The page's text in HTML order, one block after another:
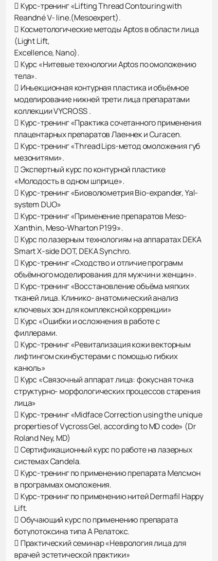
 Курс-тренинг «Lifting Thread Contouring with
Reandné V- line.(Mesoexpert).
 Косметологические методы Aptos в области лица
(Light Lift,
Excellence, Nano).
 Курс «Нитевые технологии Aptos по омоложению
тела».
 Инъекционная контурная пластика и объёмное
моделирование нижней трети лица препаратами
коллекции VYCROSS .
 Курс-тренинг «Практика сочетанного применения
плацентарных препаратов Лаеннек и Curacen.
 Курс-тренинг «Thread Lips-метод омоложения губ
мезонитями».
 Экспертный курс по контурной пластике
«Молодость в одном шприце».
 Курс-тренинг «Биоволюметрия Bio-expander, Yal-
system DUO»
 Курс-тренинг «Применение препаратов Meso-
Xanthin, Meso-Wharton P199».
 Курс по лазерным технологиям на аппаратах DEKA
Smart X-side DOT, DEKA Synchro.
 Курс-тренинг «Сходство и отличие программ
объёмного моделирования для мужчин и женщин».
 Курс-тренинг «Восстановление объёма мягких
тканей лица. Клинико- анатомический анализ
ключевых зон для комплексной коррекции»
 Курс «Ошибки и осложнения в работе с
филлерами.
 Курс-тренинг «Ревитализация кожи векторным
лифтингом скинбустерами с помощью гибких
канюль»
 Курс «Связочный аппарат лица: фокусная точка
структурно- морфологических процессов старения
лица»
 Курс-тренинг «Midface Correction using the unique
properties of Vycross Gel, according to MD code» (Dr
Roland Ney, MD)
 Сертификационный курс по работе на лазерных
системах Сandela.
 Курс-тренинг по применению препарата Мелсмон
в программах омоложения.
 Курс-тренинг по применению нитей Dermafil Happy
Lift.
 Обучающий курс по применению препарата
ботулотоксина типа А Релатокс.
 Практический семинар «Неврология лица для
врачей эстетической практики»